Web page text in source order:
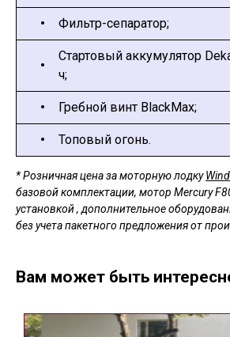
• Фильтр-сепаратор;
•
Стартовый аккумулятор
ч;
• Гребной винт BlackMax;
• Топовый огонь.
* Розничная цена за моторную лодку
базовой комплектации, мотор Mercury
установкой , дополнительное
без учета пакетного предложения от
Вам может быть